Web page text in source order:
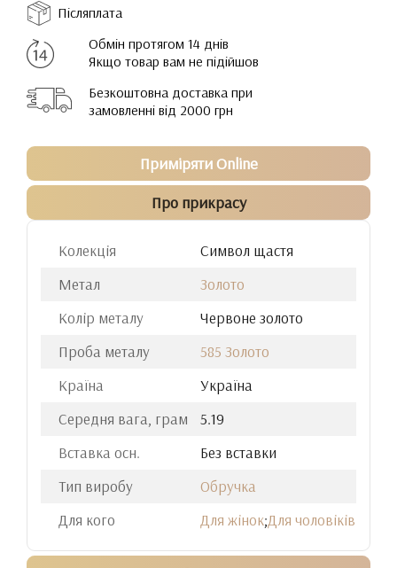
Післяплата
Обмін протягом 14 днів
Якщо товар вам не підійшов
Безкоштовна доставка при
замовленні від 2000 грн
Приміряти Online
Про прикрасу
Колекція
Cимвол щастя
Метал
Золото
Колір металу
Червоне золото
Проба металу
585 Золото
Країна
Україна
Середня вага, грам
5.19
Вставка осн.
Без вставки
Тип виробу
Обручка
Для кого
Для жінок;Для чоловіків